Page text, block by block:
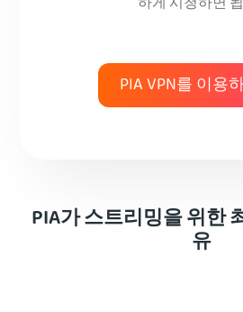
PIA VPN를 이용
PIA가 스트리밍을 위한
유